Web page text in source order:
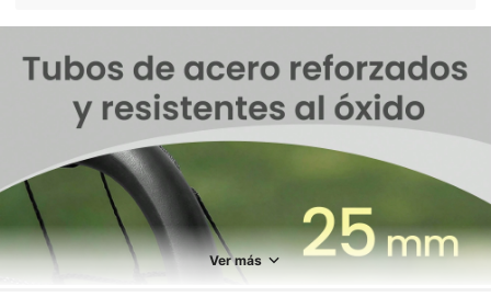
Ver más